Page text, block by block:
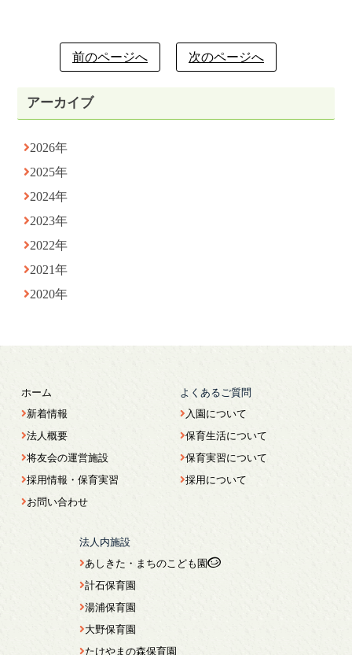
アーカイブ
2026年
2025年
2024年
2023年
2022年
2021年
2020年
前のページへ 次のページへ
ホーム
新着情報
法人概要
将友会の運営施設
採用情報・保育実習
お問い合わせ
よくあるご質問
入園について
保育生活について
保育実習について
採用について
法人内施設
あしきた・まちのこども園
計石保育園
湯浦保育園
大野保育園
たけやまの森保育園